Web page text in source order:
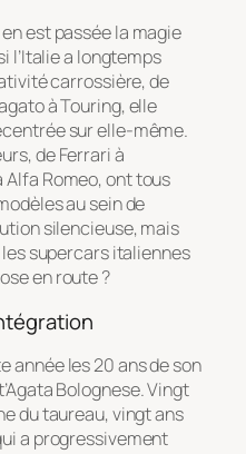
est passée la magie
l’Italie a longtemps
carrossière, de
à Touring, elle
sur elle-même.
de Ferrari à
Romeo, ont tous
au sein de
silencieuse, mais
supercars italiennes
en route ?
année les 20 ans de son
Bolognese. Vingt
du taureau, vingt ans
a progressivement